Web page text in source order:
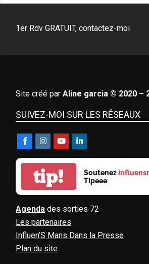
1er Rdv GRATUIT, contactez-moi
Site créé par Aline garcia © 2020 –
SUIVEZ-MOI SUR LES RÉSEAUX
tip! Soutenez
Tipeee
Agenda des sorties 72
Les partenaires
Influen’S Mans Dans la Presse
Plan du site